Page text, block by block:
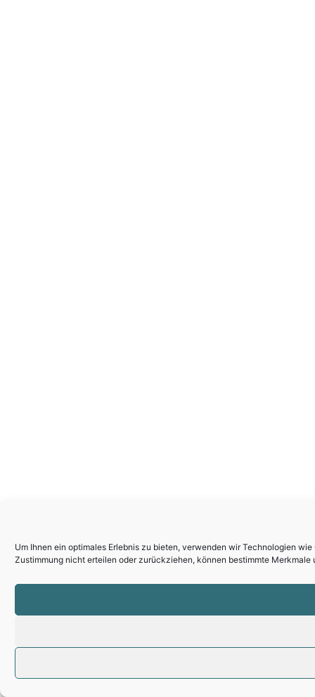
Um Ihnen ein optimales Erlebnis zu bieten, verwenden wir Technologien
Zustimmung nicht erteilen oder zurückziehen, können bestimmte